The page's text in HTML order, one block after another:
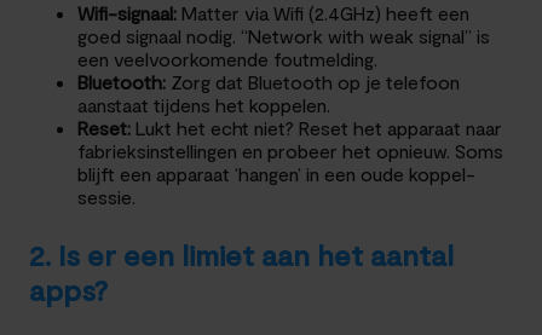
Wifi-signaal: Matter via Wifi (2.4GHz) heeft een
goed signaal nodig. “Network with weak signal” is
een veelvoorkomende foutmelding.
Bluetooth: Zorg dat Bluetooth op je telefoon
aanstaat tijdens het koppelen.
Reset: Lukt het echt niet? Reset het apparaat naar
fabrieksinstellingen en probeer het opnieuw. Soms
blijft een apparaat ‘hangen’ in een oude koppel-
sessie.
2. Is er een limiet aan het aantal
apps?